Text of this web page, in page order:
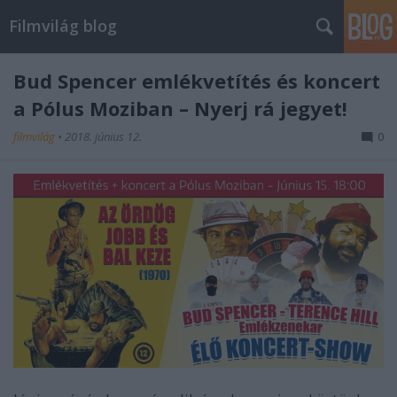
Filmvilág blog
Bud Spencer emlékvetítés és koncert
a Pólus Moziban – Nyerj rá jegyet!
filmvilág • 2018. június 12. 0